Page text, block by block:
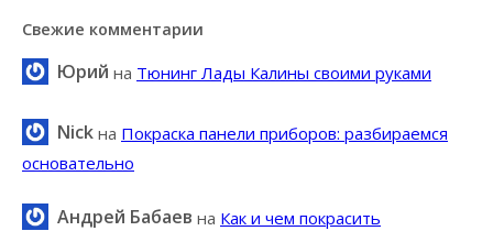
Свежие комментарии
Юрий на Тюнинг Лады Калины своими руками
Nick на Покраска панели приборов: разбираемся
основательно
Андрей Бабаев на Как и чем покрасить